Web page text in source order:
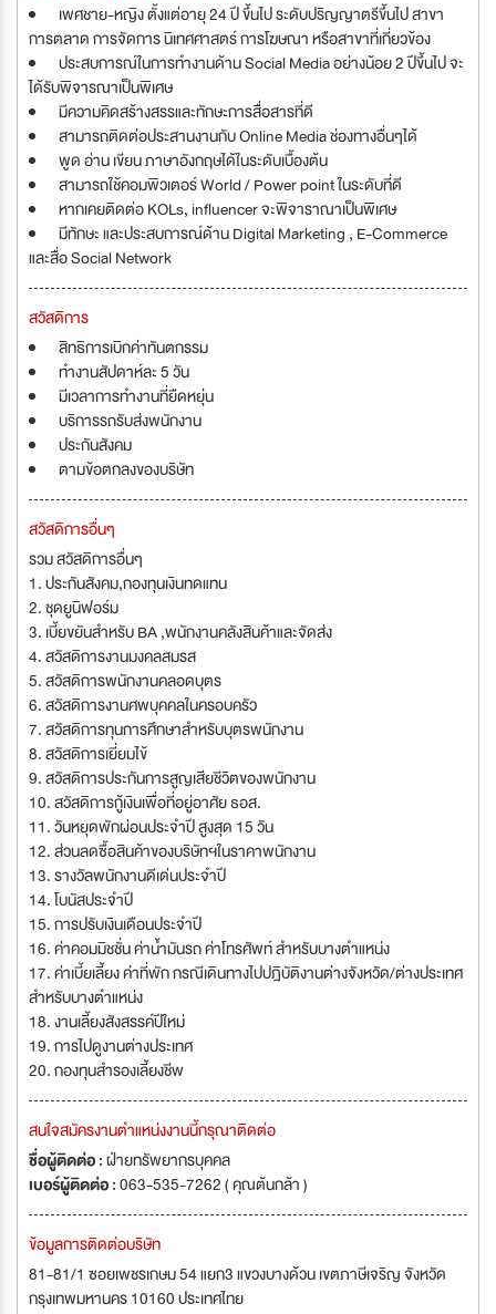
เพศชาย-หญิง ตั้งแต่อายุ 24 ปี ขึ้นไป ระดับปริญญาตรีขึ้นไป สาขา
การตลาด การจัดการ นิเทศศาสตร์ การโฆษณา หรือสาขาที่เกี่ยวข้อง
ประสบการณ์ในการทำงานด้าน Social Media อย่างน้อย 2 ปีขึ้นไป จะ
ได้รับพิจารณาเป็นพิเศษ
มีความคิดสร้างสรรและทักษะการสื่อสารที่ดี
สามารถติดต่อประสานงานกับ Online Media ช่องทางอื่นๆได้
พูด อ่าน เขียน ภาษาอังกฤษได้ในระดับเบื้องต้น
สามารถใช้คอมพิวเตอร์ World / Power point ในระดับที่ดี
หากเคยติดต่อ KOLs, influencer จะพิจาราณาเป็นพิเศษ
มีทักษะ และประสบการณ์ด้าน Digital Marketing , E-Commerce
และสื่อ Social Network
สวัสดิการ
สิทธิการเบิกค่าทันตกรรม
ทำงานสัปดาห์ละ 5 วัน
มีเวลาการทำงานที่ยืดหยุ่น
บริการรถรับส่งพนักงาน
ประกันสังคม
ตามข้อตกลงของบริษัท
สวัสดิการอื่นๆ
รวม สวัสดิการอื่นๆ
1. ประกันสังคม,กองทุนเงินทดแทน
2. ชุดยูนิฟอร์ม
3. เบี้ยขยันสำหรับ BA ,พนักงานคลังสินค้าและจัดส่ง
4. สวัสดิการงานมงคลสมรส
5. สวัสดิการพนักงานคลอดบุตร
6. สวัสดิการงานศพบุคคลในครอบครัว
7. สวัสดิการทุนการศึกษาสำหรับบุตรพนักงาน
8. สวัสดิการเยี่ยมไข้
9. สวัสดิการประกันการสูญเสียชีวิตของพนักงาน
10. สวัสดิการกู้เงินเพื่อที่อยู่อาศัย ธอส.
11. วันหยุดพักผ่อนประจำปี สูงสุด 15 วัน
12. ส่วนลดซื้อสินค้าของบริษัทฯในราคาพนักงาน
13. รางวัลพนักงานดีเด่นประจำปี
14. โบนัสประจำปี
15. การปรับเงินเดือนประจำปี
16. ค่าคอมมิชชั่น ค่าน้ำมันรถ ค่าโทรศัพท์ สำหรับบางตำแหน่ง
17. ค่าเบี้ยเลี้ยง ค่าที่พัก กรณีเดินทางไปปฎิบัติงานต่างจังหวัด/ต่างประเทศ
สำหรับบางตำแหน่ง
18. งานเลี้ยงสังสรรค์ปีใหม่
19. การไปดูงานต่างประเทศ
20. กองทุนสำรองเลี้ยงชีพ
สนใจสมัครงานตำแหน่งงานนี้กรุณาติดต่อ
ชื่อผู้ติดต่อ :ฝ่ายทรัพยากรบุคคล
เบอร์ผู้ติดต่อ :063-535-7262 ( คุณต้นกล้า )
ข้อมูลการติดต่อบริษัท
81-81/1 ซอยเพชรเกษม 54 แยก3 แขวงบางด้วน เขตภาษีเจริญ จังหวัด
กรุงเทพมหานคร 10160 ประเทศไทย